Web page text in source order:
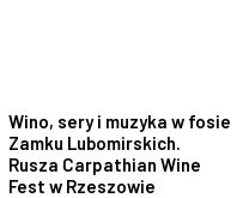
Wino, sery i muzyka w fosie
Zamku Lubomirskich.
Rusza Carpathian Wine
Fest w Rzeszowie